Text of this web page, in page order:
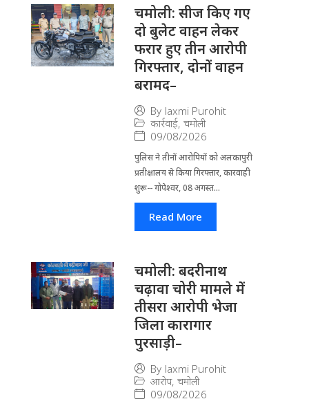
चमोली: सीज किए गए
दो बुलेट वाहन लेकर
फरार हुए तीन आरोपी
गिरफ्तार, दोनों वाहन
बरामद–
By laxmi Purohit
कार्रवाई, चमोली
09/08/2026
पुलिस ने तीनों आरोपियों को अलकापुरी
प्रतीक्षालय से किया गिरफ्तार, कारवाही
शुरू-- गोपेश्वर, 08 अगस्त...
Read More
चमोली: बदरीनाथ
चढ़ावा चोरी मामले में
तीसरा आरोपी भेजा
जिला कारागार
पुरसाड़ी–
By laxmi Purohit
आरोप, चमोली
09/08/2026